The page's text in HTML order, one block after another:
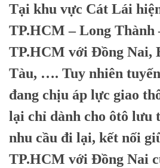
Tại khu vực Cát Lái
TP.HCM – Long Thành
TP.HCM với Đồng Nai,
Tàu, …. Tuy nhiên
đang chịu áp lực giao
lại chỉ dành cho ôtô lưu
nhu cầu đi lại, kết nối
TP.HCM với Đồng Nai